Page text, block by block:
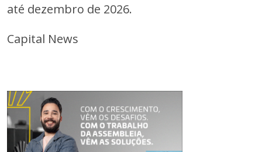
até dezembro de 2026.
Capital News